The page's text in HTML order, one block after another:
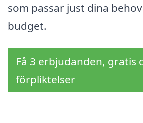
som passar just dina
budget.
Få 3 erbjudanden, gratis
förpliktelser